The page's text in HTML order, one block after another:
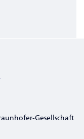
Gesellschaft